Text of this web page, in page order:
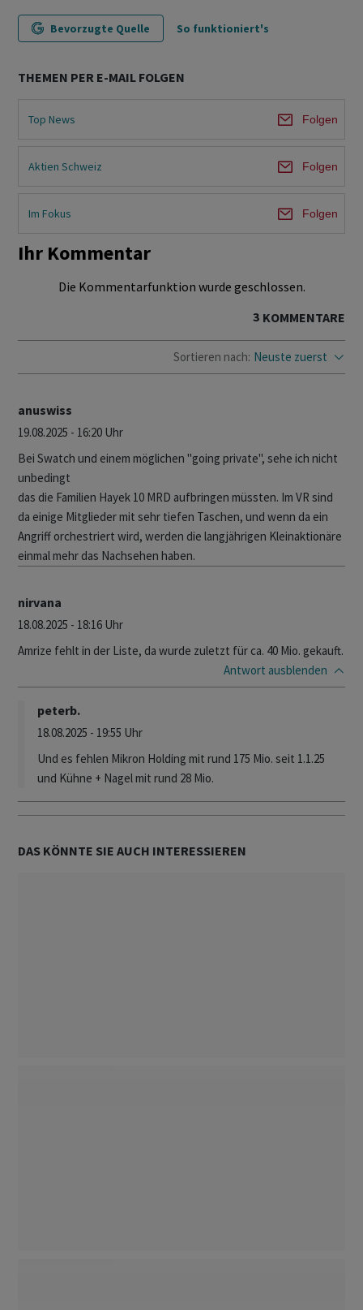
Bevorzugte Quelle So funktioniert's
THEMEN PER E-MAIL FOLGEN
Top News Folgen
Aktien Schweiz Folgen
Im Fokus Folgen
Ihr Kommentar
Die Kommentarfunktion wurde geschlossen.
3 KOMMENTARE
Sortieren nach: Neuste zuerst
anuswiss
19.08.2025 - 16:20 Uhr
Bei Swatch und einem möglichen "going private", sehe ich nicht
unbedingt
das die Familien Hayek 10 MRD aufbringen müssten. Im VR sind
da einige Mitglieder mit sehr tiefen Taschen, und wenn da ein
Angriff orchestriert wird, werden die langjährigen Kleinaktionäre
einmal mehr das Nachsehen haben.
nirvana
18.08.2025 - 18:16 Uhr
Amrize fehlt in der Liste, da wurde zuletzt für ca. 40 Mio. gekauft.
Antwort ausblenden
peterb.
18.08.2025 - 19:55 Uhr
Und es fehlen Mikron Holding mit rund 175 Mio. seit 1.1.25
und Kühne + Nagel mit rund 28 Mio.
DAS KÖNNTE SIE AUCH INTERESSIEREN